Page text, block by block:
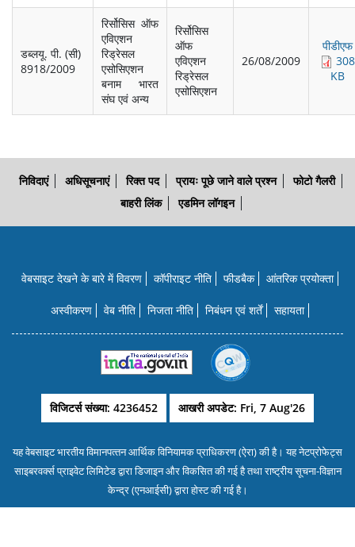
डब्‍लयू. पी. (सी)
8918/2009
रिर्सोसिस ऑफ
एविएशन
रिड्रेसल
एसोसिएशन
बनाम भारत
संघ एवं अन्‍य
रिर्सोसिस
ऑफ
एविएशन
रिड्रेसल
एसोसिएशन
26/08/2009
पीडीएफ
308
KB
निविदाएं अधिसूचनाएं रिक्त पद प्रायः पूछे जाने वाले प्रश्न
फोटो गैलरी
बाहरी लिंक
एडमिन लॉगइन
वेबसाइट देखने के बारे में विवरण कॉपीराइट नीति फीडबैक आंतरिक प्रयोक्‍ता
अस्वीकरण वेब नीति निजता नीति निबंधन एवं शर्तें सहायता
विजिटर्स संख्या: 4236452 आखरी अपडेट: Fri, 7 Aug'26
यह वेबसाइट भारतीय विमानपत्‍तन आर्थिक विनियामक प्राधिकरण (ऐरा) की है। यह नेटप्रोफेट्स
साइबरवर्क्‍स प्राइवेट लिमिटेड द्वारा डिजाइन और विकसित की गई है तथा राष्‍ट्रीय सूचना-विज्ञान
केन्‍द्र (एनआईसी) द्वारा होस्‍ट की गई है।